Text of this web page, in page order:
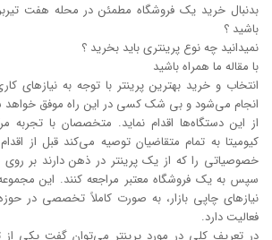
بدنبال خرید یک فروشگاه مطمئن در محله هفت
باشید ؟
نمیدانید چه نوع پرینتری باید بخرید ؟
با مقاله ما همراه باشید
انتخاب و خرید بهترین پرینتر با توجه به نیاز‌‌های
انجام می‌شود و بی شک کسی در این راه موفق خواهد
از این دستگاه‌ها اقدام نماید. متخصصان با تجربه
کیومیتا به تمام متقاضیان توصیه می‌کند قبل از
خصوصیاتی را که از یک پرینتر در ذهن دارند بر
سپس به یک فروشگاه معتبر مراجعه کنند. این
نیاز‌‌های چاپی بازار، به صورت کاملاً تخصصی در
فعالیت دارد.
در تعریف کلی در مورد پرینتر می‌توان گفت یکی از